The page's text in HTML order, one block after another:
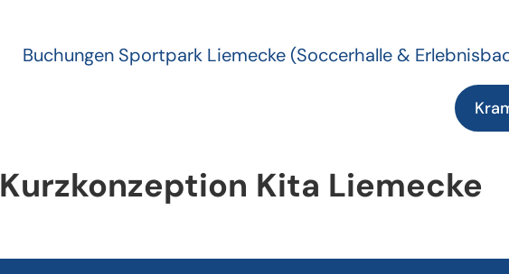
Buchungen Sportpark Liemecke (Soccerhalle &
Kurzkonzeption Kita Liemecke